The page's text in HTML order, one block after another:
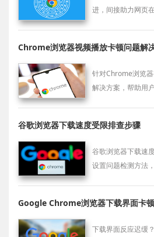
进，间接助力网页
Chrome浏览器视频播放卡顿问题解
针对Chrome浏览
解决方案，帮助用
谷歌浏览器下载速度受限排查步骤
谷歌浏览器下载速
设置问题检测方法
Google Chrome浏览器下载界面卡
下载界面反应迟缓